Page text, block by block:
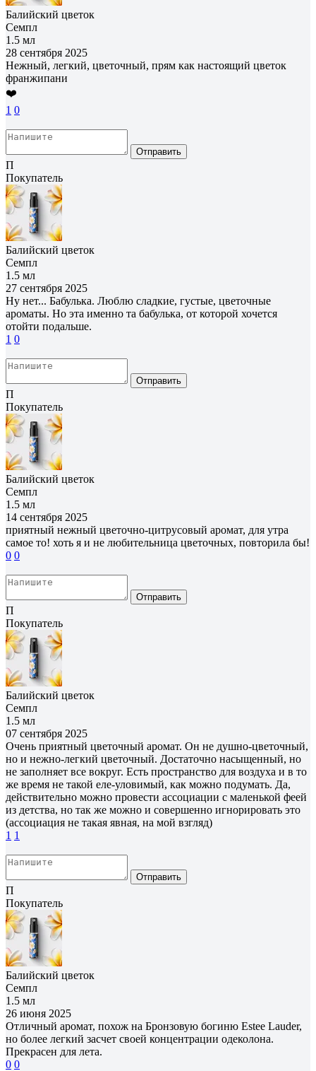
Балийский цветок
Семпл
1.5 мл
28 сентября 2025
Нежный, легкий, цветочный, прям как настоящий цветок
франжипани
❤️
1 0
Отправить
П
Покупатель
Балийский цветок
Семпл
1.5 мл
27 сентября 2025
Ну нет... Бабулька. Люблю сладкие, густые, цветочные
ароматы. Но эта именно та бабулька, от которой хочется
отойти подальше.
1 0
Отправить
П
Покупатель
Балийский цветок
Семпл
1.5 мл
14 сентября 2025
приятный нежный цветочно-цитрусовый аромат, для утра
самое то! хоть я и не любительница цветочных, повторила бы!
0 0
Отправить
П
Покупатель
Балийский цветок
Семпл
1.5 мл
07 сентября 2025
Очень приятный цветочный аромат. Он не душно-цветочный,
но и нежно-легкий цветочный. Достаточно насыщенный, но
не заполняет все вокруг. Есть пространство для воздуха и в то
же время не такой еле-уловимый, как можно подумать. Да,
действительно можно провести ассоциации с маленькой феей
из детства, но так же можно и совершенно игнорировать это
(ассоциация не такая явная, на мой взгляд)
1 1
Отправить
П
Покупатель
Балийский цветок
Семпл
1.5 мл
26 июня 2025
Отличный аромат, похож на Бронзовую богиню Estee Lauder,
но более легкий засчет своей концентрации одеколона.
Прекрасен для лета.
0 0